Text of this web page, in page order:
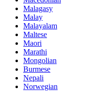
Malagasy
Malay
Malayalam
Maltese
Maori
Marathi
Mongolian
Burmese
Nepali
Norwegian